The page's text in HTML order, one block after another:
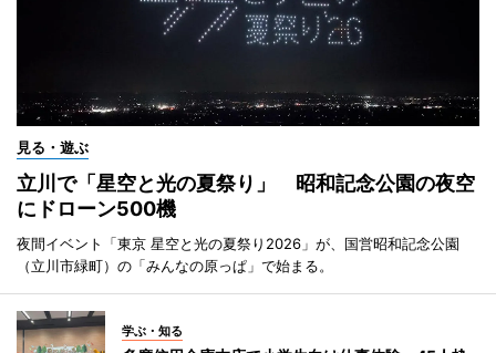
見る・遊ぶ
立川で「星空と光の夏祭り」 昭和記念公園の夜空
にドローン500機
夜間イベント「東京 星空と光の夏祭り2026」が、国営昭和記念公園
（立川市緑町）の「みんなの原っぱ」で始まる。
学ぶ・知る